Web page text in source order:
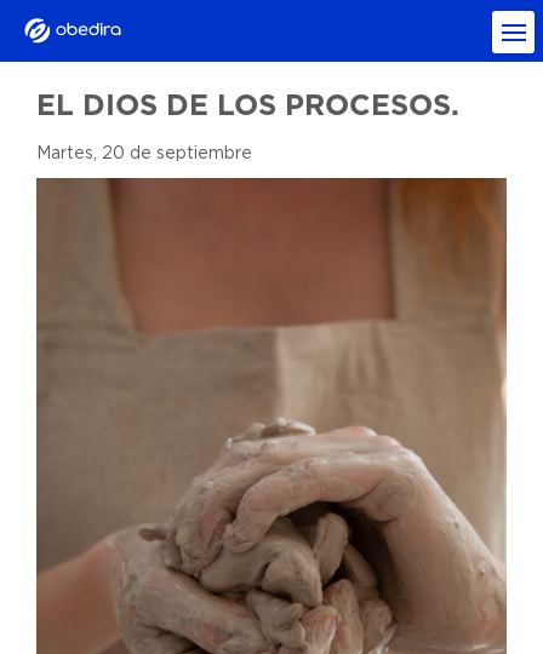
EL DIOS DE LOS PROCESOS.
Martes, 20 de septiembre